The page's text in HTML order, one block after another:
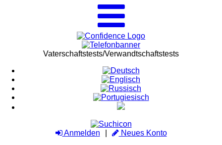
Vaterschaftstests/Verwandtschaftstests
Anmelden
Neues Konto